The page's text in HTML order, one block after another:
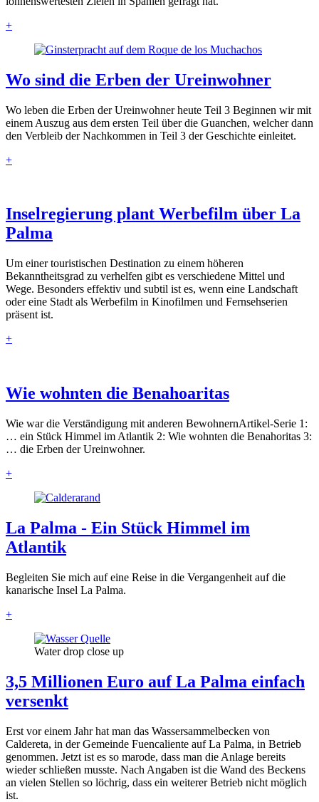
+
Wo sind die Erben der Ureinwohner
Wo leben die Erben der Ureinwohner heute Teil 3 Beginnen wir mit
einem Auszug aus dem ersten Teil über die Guanchen, welcher dann
den Verbleib der Nachkommen in Teil 3 der Geschichte einleitet.
+
Inselregierung plant Werbefilm über La
Palma
Um einer touristischen Destination zu einem höheren
Bekanntheitsgrad zu verhelfen gibt es verschiedene Mittel und
Wege. Besonders effektiv und subtil ist es, wenn eine Landschaft
oder eine Stadt als Werbefilm in Kinofilmen und Fernsehserien
präsent ist.
+
Wie wohnten die Benahoaritas
Wie war die Verständigung mit anderen BewohnernArtikel-Serie 1:
… ein Stück Himmel im Atlantik 2: Wie wohnten die Benahoritas 3:
… die Erben der Ureinwohner.
+
La Palma - Ein Stück Himmel im
Atlantik
Begleiten Sie mich auf eine Reise in die Vergangenheit auf die
kanarische Insel La Palma.
+
Water drop close up
3,5 Millionen Euro auf La Palma einfach
versenkt
Erst vor einem Jahr hat man das Wassersammelbecken von
Caldereta, in der Gemeinde Fuencaliente auf La Palma, in Betrieb
genommen. Jetzt ist es so marode, dass man die Anlage bereits
wieder schließen musste. Nach Angaben ist die Wand des Beckens
an vielen Stellen so löchrig, dass ein weiterer Betrieb nicht möglich
ist.